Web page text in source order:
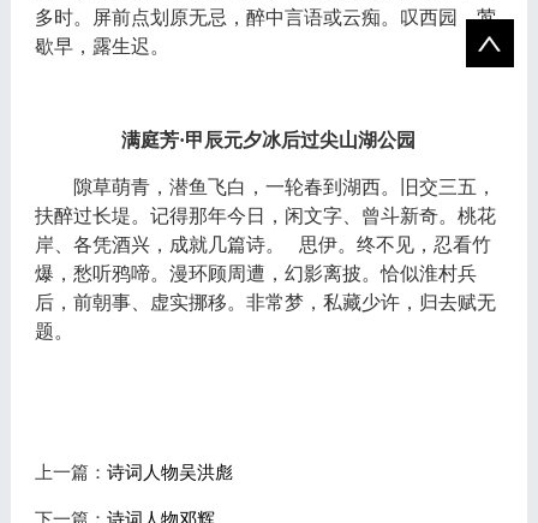
多时。屏前点划原无忌，醉中言语或云痴。叹西园，莺
歇早，露生迟。
满庭芳·甲辰元夕冰后过尖山湖公园
隙草萌青，潜鱼飞白，一轮春到湖西。旧交三五，
扶醉过长堤。记得那年今日，闲文字、曾斗新奇。桃花
岸、各凭酒兴，成就几篇诗。
思伊。终不见，忍看竹
爆，愁听鸦啼。漫环顾周遭，幻影离披。恰似淮村兵
后，前朝事、虚实挪移。非常梦，私藏少许，归去赋无
题。
上一篇： 诗词人物吴洪彪
下一篇： 诗词人物邓辉